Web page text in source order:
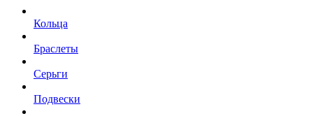
Кольца
Браслеты
Серьги
Подвески